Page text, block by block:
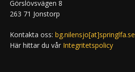
Görslövsvägen 8
263 71 Jonstorp
Kontakta oss: bg.nilensjo[at]springlfa.se
Här hittar du vår Integritetspolicy